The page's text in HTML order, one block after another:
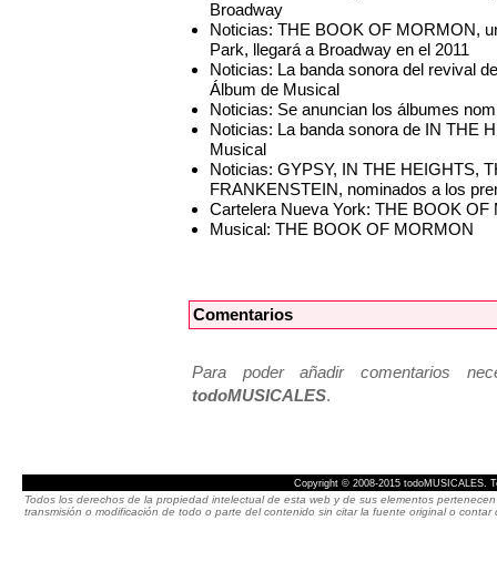
Broadway
Noticias: THE BOOK OF MORMON,
Park, llegará a Broadway en el 2011
Noticias: La banda sonora del revival
Álbum de Musical
Noticias: Se anuncian los álbumes
Noticias: La banda sonora de IN THE
Musical
Noticias: GYPSY, IN THE HEIGHTS,
FRANKENSTEIN, nominados a los
Cartelera Nueva York: THE BOOK
Musical: THE BOOK OF MORMON
Comentarios
Para poder añadir comentarios
todoMUSICALES.
Copyright © 2008-2015 todoMUSICALES.
Todos los derechos de la propiedad intelectual de esta web y de sus elementos
transmisión o modificación de todo o parte del contenido sin citar la fuente original o